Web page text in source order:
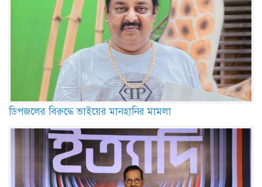
ডিপজলের বিরুদ্ধে ভাইয়ের মানহানির মামলা